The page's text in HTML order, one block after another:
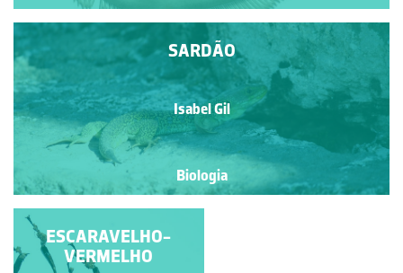
SARDÃO
Isabel Gil
Biologia
MONARCA
ESCARAVELHO-
VERMELHO